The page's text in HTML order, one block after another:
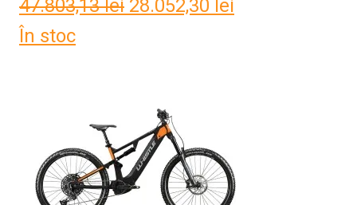
47.803,13lei Prețul
47.803,13 lei.
28.052,30 lei
În stoc